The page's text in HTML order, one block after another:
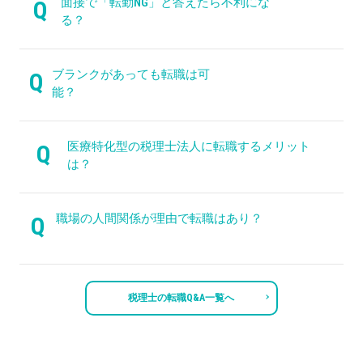
Q
る？
Q
ブランクがあっても転職は可
能？
Q
医療特化型の税理士法人に転職するメリット
は？
Q 職場の人間関係が理由で転職はあり？
税理士の転職Q&A一覧へ